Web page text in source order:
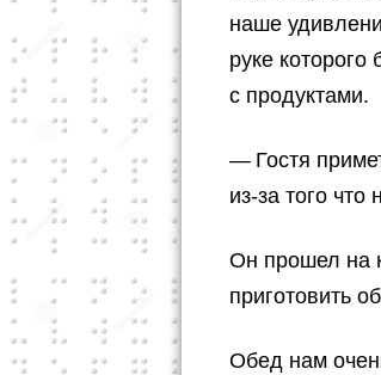
наше
руке
с продуктами.
— Гостя
из-за того
Он прошел на
приготовить
Обед нам